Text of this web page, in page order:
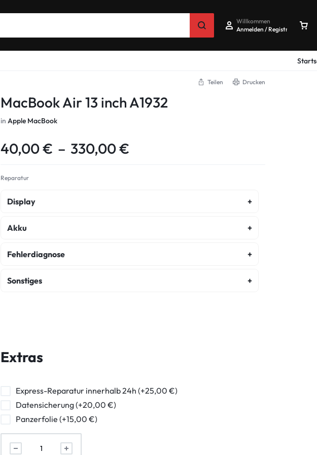
Willkommen
Anmelden / Registrieren
Teilen Drucken
MacBook Air 13 inch A1932
inApple MacBook
40,00€ – 330,00€
Reparatur
Display
Display Original Refurbished Reparatur
Akku
Akku Austausch
Fehlerdiagnose
Kostenvoranschlag
Sonstiges
Extras
Express-Reparatur innerhalb 24h (+25,00 €)
Datensicherung (+20,00 €)
Panzerfolie (+15,00 €)